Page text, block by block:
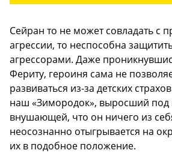
Сейран то не может совладать с
агрессии, то неспособна
агрессорами. Даже
Фериту, героиня сама не
развиваться из-за детских
наш «Зимородок», выросший под
внушающей, что он ничего из
неосознанно отыгрывается на
их в подобное положение.